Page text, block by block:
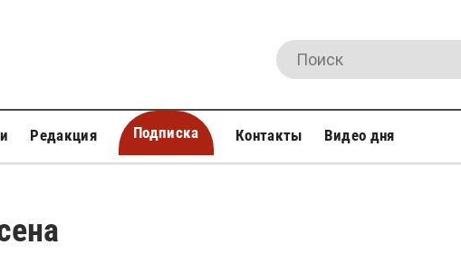
Редакция Подписка Контакты Видео дня